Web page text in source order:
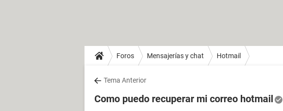
Foros Mensajerías y chat Hotmail
Tema Anterior
Como puedo recuperar mi correo hotmail